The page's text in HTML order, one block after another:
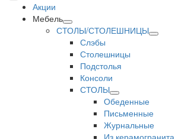
Акции
Мебель
СТОЛЫ/СТОЛЕШНИЦЫ
Слэбы
Столешницы
Подстолья
Консоли
СТОЛЫ
Обеденные
Письменные
Журнальные